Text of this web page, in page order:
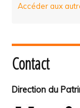
Accéder aux
Contact
Direction du